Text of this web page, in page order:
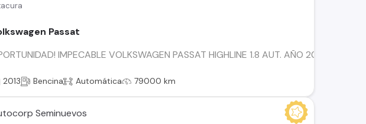
Passat
IMPECABLE VOLKSWAGEN PASSAT HIGHLINE 1.8 AUT. AÑO 2013,
2013 Bencina Automática 79000 km
Seminuevos